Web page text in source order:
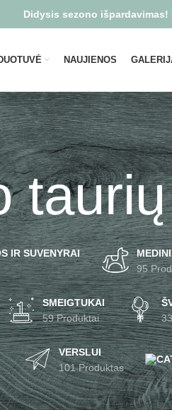
NAUJIENOS
IR SUVENYRAI
95
SMEIGTUKAI
59 Produktai
VERSLUI
101 Produktas
Didysis sezono